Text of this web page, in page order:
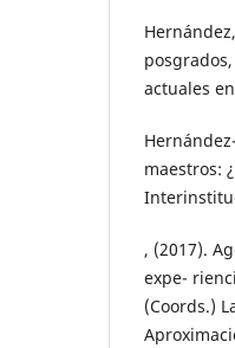
actuales
maestros:
, (2017).
expe-
(Coords.)